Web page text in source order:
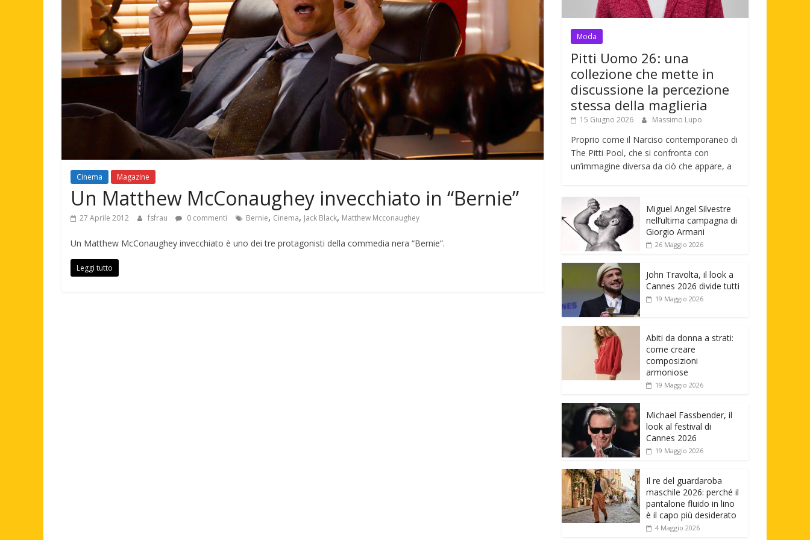
Cinema Magazine
Un Matthew McConaughey invecchiato in “Bernie”
27 Aprile 2012 fsfrau 0 commenti Bernie, Cinema, Jack Black, Matthew Mcconaughey
Un Matthew McConaughey invecchiato è uno dei tre protagonisti della commedia nera “Bernie”.
Leggi tutto
Moda
Pitti Uomo 26: una
collezione che mette in
discussione la percezione
stessa della maglieria
15 Giugno 2026 Massimo Lupo
Proprio come il Narciso contemporaneo di
The Pitti Pool, che si confronta con
un’immagine diversa da ciò che appare, a
Miguel Angel Silvestre
nell’ultima campagna di
Giorgio Armani
26 Maggio 2026
John Travolta, il look a
Cannes 2026 divide tutti
19 Maggio 2026
Abiti da donna a strati:
come creare
composizioni
armoniose
19 Maggio 2026
Michael Fassbender, il
look al festival di
Cannes 2026
19 Maggio 2026
Il re del guardaroba
maschile 2026: perché il
pantalone fluido in lino
è il capo più desiderato
4 Maggio 2026